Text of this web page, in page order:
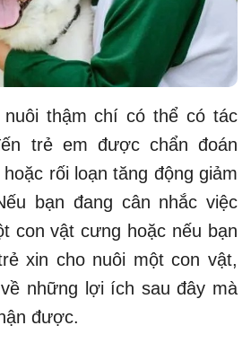
thậm chí có thể có tác
trẻ em được chẩn đoán
rối loạn tăng động giảm
bạn đang cân nhắc việc
con vật cưng hoặc nếu bạn
xin cho nuôi một con vật,
những lợi ích sau đây mà
được.